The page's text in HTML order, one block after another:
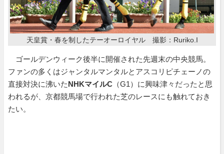
天皇賞・春を制したテーオーロイヤル 撮影：Ruriko.I
ゴールデンウィーク後半に開催された先週末の中央競馬。
ファンの多くはジャンタルマンタルとアスコリピチェーノの
直接対決に沸いたNHKマイルC （G1）に興味津々だったと思
われるが、京都競馬場で行われた芝のレースにも触れておき
たい。